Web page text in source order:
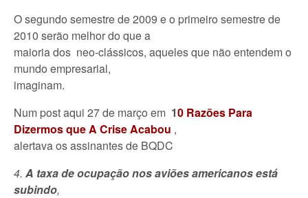
O segundo semestre de 2009 e o primeiro semestre de
2010 serão melhor do que a
maioria dos neo-clássicos, aqueles que não entendem o
mundo empresarial,
imaginam.
Num post aqui 27 de março em 10 Razões Para
Dizermos que A Crise Acabou ,
alertava os assinantes de BQDC
4. A taxa de ocupação nos aviões americanos está
subindo,